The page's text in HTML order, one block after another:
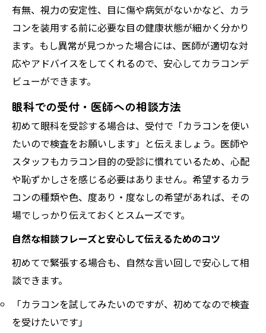
有無、視力の安定性、目に傷や病気がないかなど、カラ
コンを装用する前に必要な目の健康状態が細かく分かり
ます。もし異常が見つかった場合には、医師が適切な対
応やアドバイスをしてくれるので、安心してカラコンデ
ビューができます。
眼科での受付・医師への相談方法
初めて眼科を受診する場合は、受付で「カラコンを使い
たいので検査をお願いします」と伝えましょう。医師や
スタッフもカラコン目的の受診に慣れているため、心配
や恥ずかしさを感じる必要はありません。希望するカラ
コンの種類や色、度あり・度なしの希望があれば、その
場でしっかり伝えておくとスムーズです。
自然な相談フレーズと安心して伝えるためのコツ
初めてで緊張する場合も、自然な言い回しで安心して相
談できます。
「カラコンを試してみたいのですが、初めてなので検査
を受けたいです」